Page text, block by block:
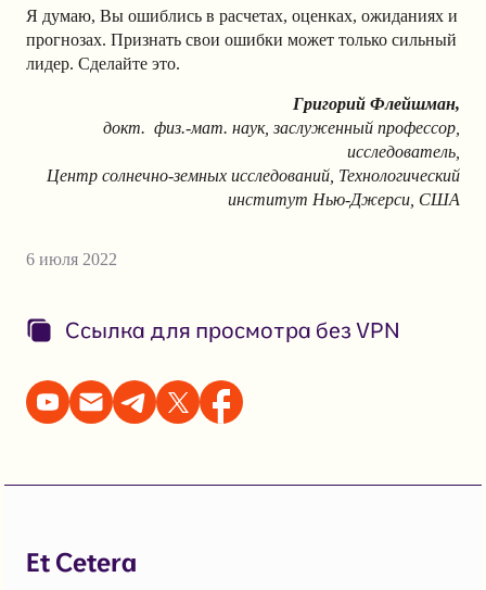
Я думаю, Вы ошиблись в расчетах, оценках, ожиданиях и
прогнозах. Признать свои ошибки может только сильный
лидер. Сделайте это.
Григорий Флейшман,
докт. физ.-мат. наук, заслуженный профессор,
исследователь,
Центр солнечно-земных исследований, Технологический
институт Нью-Джерси, США
6 июля 2022
Ссылка для просмотра без VPN
Et Cetera